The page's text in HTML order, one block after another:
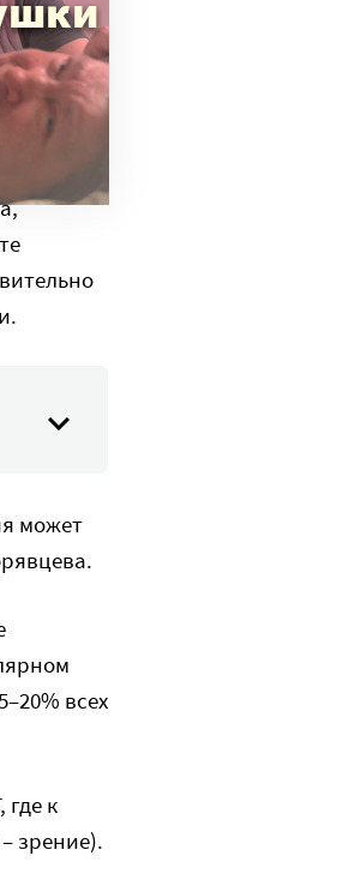
который
может
всех
к
зрение).